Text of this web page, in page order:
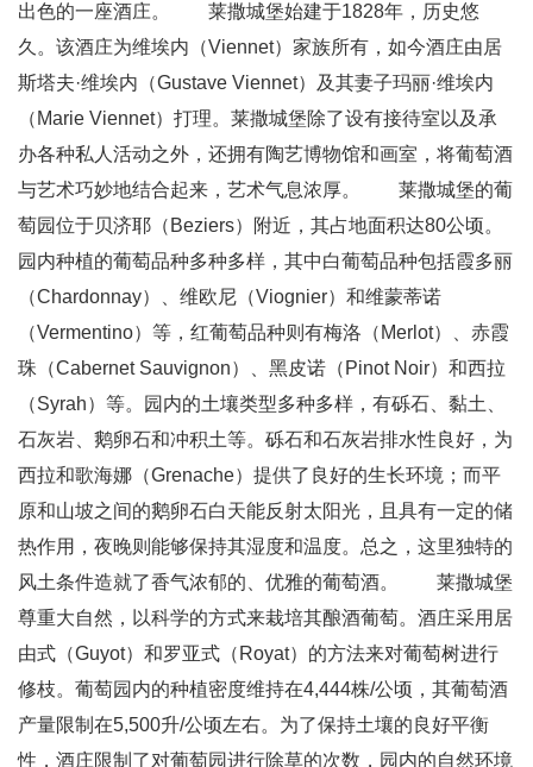
出色的一座酒庄。 莱撒城堡始建于1828年，历史悠
久。该酒庄为维埃内（Viennet）家族所有，如今酒庄由居
斯塔夫·维埃内（Gustave Viennet）及其妻子玛丽·维埃内
（Marie Viennet）打理。莱撒城堡除了设有接待室以及承
办各种私人活动之外，还拥有陶艺博物馆和画室，将葡萄酒
与艺术巧妙地结合起来，艺术气息浓厚。 莱撒城堡的葡
萄园位于贝济耶（Beziers）附近，其占地面积达80公顷。
园内种植的葡萄品种多种多样，其中白葡萄品种包括霞多丽
（Chardonnay）、维欧尼（Viognier）和维蒙蒂诺
（Vermentino）等，红葡萄品种则有梅洛（Merlot）、赤霞
珠（Cabernet Sauvignon）、黑皮诺（Pinot Noir）和西拉
（Syrah）等。园内的土壤类型多种多样，有砾石、黏土、
石灰岩、鹅卵石和冲积土等。砾石和石灰岩排水性良好，为
西拉和歌海娜（Grenache）提供了良好的生长环境；而平
原和山坡之间的鹅卵石白天能反射太阳光，且具有一定的储
热作用，夜晚则能够保持其湿度和温度。总之，这里独特的
风土条件造就了香气浓郁的、优雅的葡萄酒。 莱撒城堡
尊重大自然，以科学的方式来栽培其酿酒葡萄。酒庄采用居
由式（Guyot）和罗亚式（Royat）的方法来对葡萄树进行
修枝。葡萄园内的种植密度维持在4,444株/公顷，其葡萄酒
产量限制在5,500升/公顷左右。为了保持土壤的良好平衡
性，酒庄限制了对葡萄园进行除草的次数，园内的自然环境